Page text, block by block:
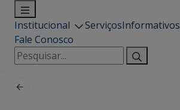
Institucional ServiçosInformativos
Fale Conosco
Pesquisar
por: